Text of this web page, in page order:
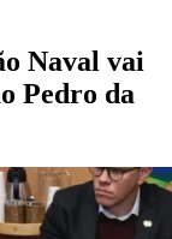
Naval vai
Pedro da